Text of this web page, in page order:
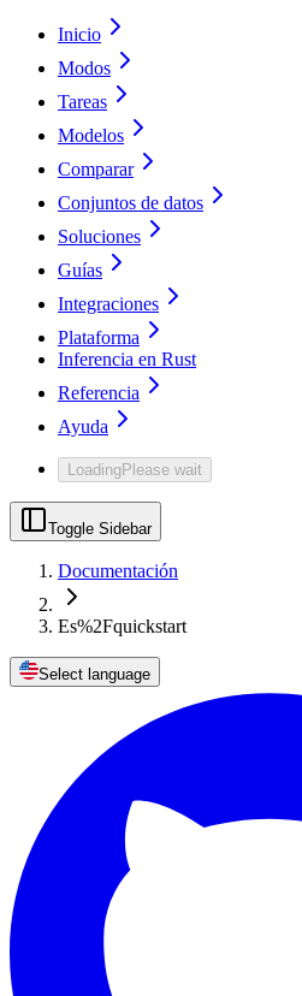
Inicio
Modos
Tareas
Modelos
Comparar
Conjuntos de datos
Soluciones
Guías
Integraciones
Plataforma
Inferencia en Rust
Referencia
Ayuda
LoadingPlease wait
Toggle Sidebar
Documentación
Es%2Fquickstart
Select language